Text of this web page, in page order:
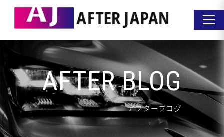
AFTER BLOG
アフターブログ